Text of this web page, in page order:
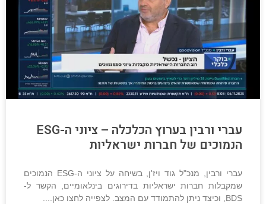
עברי ורבין בערוץ הכלכלה – ציוני ה-ESG
הנמוכים של חברות ישראליות
עברי ורבין, מנכ"ל גוד ויז'ן, בשיחה על ציוני ה-ESG הנמוכים
שמקבלות חברות ישראליות בדירוגים בינלאומיים, הקשר ל-
BDS, וכיצד ניתן להתמודד עם המצב. לצפייה לחצו כאן.